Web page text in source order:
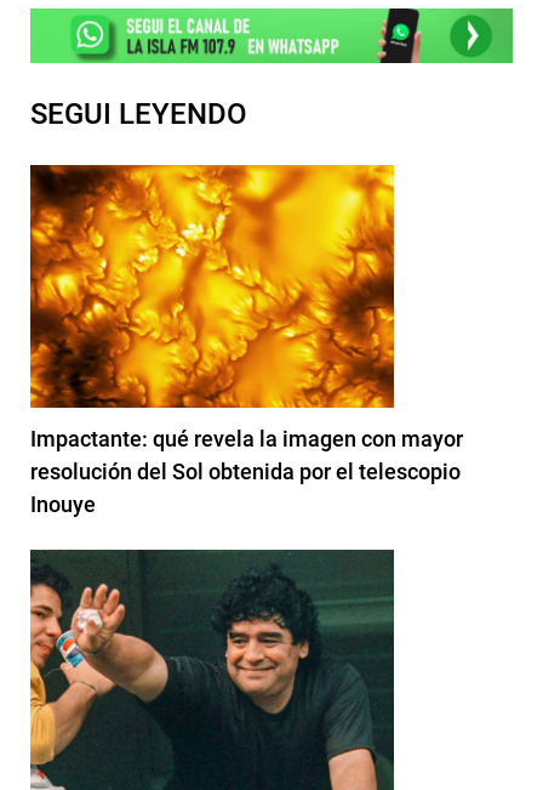
SEGUI LEYENDO
Impactante: qué revela la imagen con mayor
resolución del Sol obtenida por el telescopio
Inouye